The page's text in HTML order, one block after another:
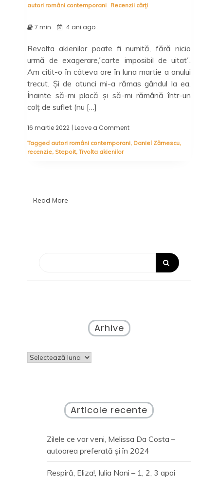
autori români contemporani Recenzii cărți
7 min 4 ani ago
Revolta akienilor poate fi numită, fără nicio
urmă de exagerare,”carte imposibil de uitat”.
Am citit-o în câteva ore în luna martie a anului
trecut. Și de atunci mi-a rămas gândul la ea.
Înainte să-mi placă și să-mi rămână într-un
colț de suflet (nu […]
16 martie 2022 | Leave a Comment
akienilor,
Tagged autori români contemporani, Daniel Zărnescu,
recenzie, Stepoit, Trvolta akienilor
Read More
Arhive
Arhive
Articole recente
Zilele ce vor veni, Melissa Da Costa –
autoarea preferată și în 2024
Respiră, Eliza!, Iulia Nani – 1, 2, 3 apoi